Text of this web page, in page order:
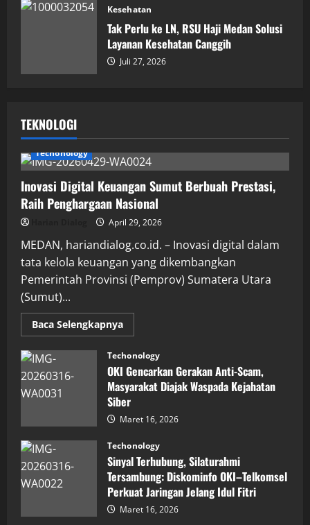
Kesehatan
Tak Perlu ke LN, RSU Haji Medan Solusi
Layanan Kesehatan Canggih
Juli 27, 2026
TEKNOLOGI
Techonology
Inovasi Digital Keuangan Sumut Berbuah Prestasi,
Raih Penghargaan Nasional
April 29, 2026
MEDAN, hariandialog.co.id. – Inovasi digital dalam
tata kelola keuangan yang dikembangkan
Pemerintah Provinsi (Pemprov) Sumatera Utara
(Sumut)...
Baca SelengkapnyaRead
more
Inovasi
Digital
Keuangan
Sumut
Berbuah
Prestasi,
Raih
Penghargaan
Techonology
OKI Gencarkan Gerakan Anti-Scam,
Masyarakat Diajak Waspada Kejahatan
Siber
Maret 16, 2026
Techonology
Sinyal Terhubung, Silaturahmi
Tersambung: Diskominfo OKI–Telkomsel
Perkuat Jaringan Jelang Idul Fitri
Maret 16, 2026